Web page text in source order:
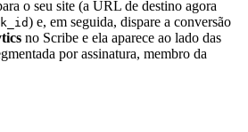
o seu site (a URL de destino agora
) e, em seguida, dispare a conversão
no Scribe e ela aparece ao lado das
por assinatura, membro da